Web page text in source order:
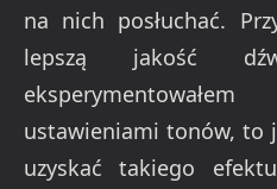
na nich posłuchać.
lepszą jakość
ustawieniami tonów, to
uzyskać takiego